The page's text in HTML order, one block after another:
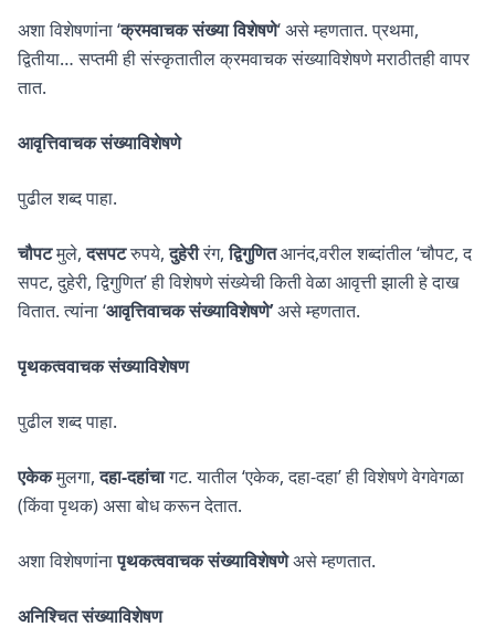
अशा विशेषणांना ‘क्रमवाचक संख्या विशेषणे‘ असे म्हणतात. प्रथमा,
द्वितीया… सप्तमी ही संस्कृतातील क्रमवाचक संख्याविशेषणे मराठीतही वापर
तात.
आवृत्तिवाचक संख्याविशेषणे
पुढील शब्द पाहा.
चौपटमुले,दसपटरुपये,दुहेरीरंग,द्विगुणितआनंद,वरील शब्दांतील ‘चौपट, द
सपट, दुहेरी, द्विगुणित’ ही विशेषणे संख्येची किती वेळा आवृत्ती झाली हे दाख
वितात. त्यांना ‘आवृत्तिवाचक संख्याविशेषणे’असे म्हणतात.
पृथकत्ववाचक संख्याविशेषण
पुढील शब्द पाहा.
एकेकमुलगा,दहा-दहांचागट. यातील ‘एकेक, दहा-दहा’ ही विशेषणे वेगवेगळा
(किंवा पृथक) असा बोध करून देतात.
अशा विशेषणांनापृथकत्ववाचक संख्याविशेषणेअसे म्हणतात.
अनिश्चित संख्याविशेषण